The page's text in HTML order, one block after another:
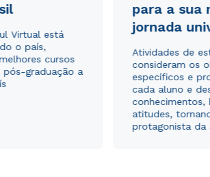
Virtual está
o país,
cursos
pós-graduação a
para a sua
jornada
Atividades de
consideram os
específicos e
cada aluno e
conhecimentos,
atitudes,
protagonista da